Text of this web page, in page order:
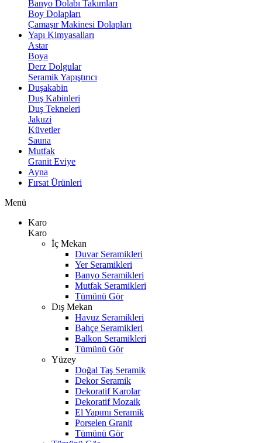
Banyo Dolabı Takımları
Boy Dolapları
Çamaşır Makinesi Dolapları
Yapı Kimyasalları
Astar
Boya
Derz Dolgular
Seramik Yapıştırıcı
Duşakabin
Duş Kabinleri
Duş Tekneleri
Jakuzi
Küvetler
Sauna
Mutfak
Granit Eviye
Ayna
Fırsat Ürünleri
Menü
Karo
Karo
İç Mekan
Duvar Seramikleri
Yer Seramikleri
Banyo Seramikleri
Mutfak Seramikleri
Tümünü Gör
Dış Mekan
Havuz Seramikleri
Bahçe Seramikleri
Balkon Seramikleri
Tümünü Gör
Yüzey
Doğal Taş Seramik
Dekor Seramik
Dekoratif Karolar
Dekoratif Mozaik
El Yapımı Seramik
Porselen Granit
Tümünü Gör